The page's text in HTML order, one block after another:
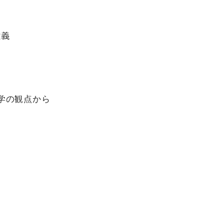
の観点から